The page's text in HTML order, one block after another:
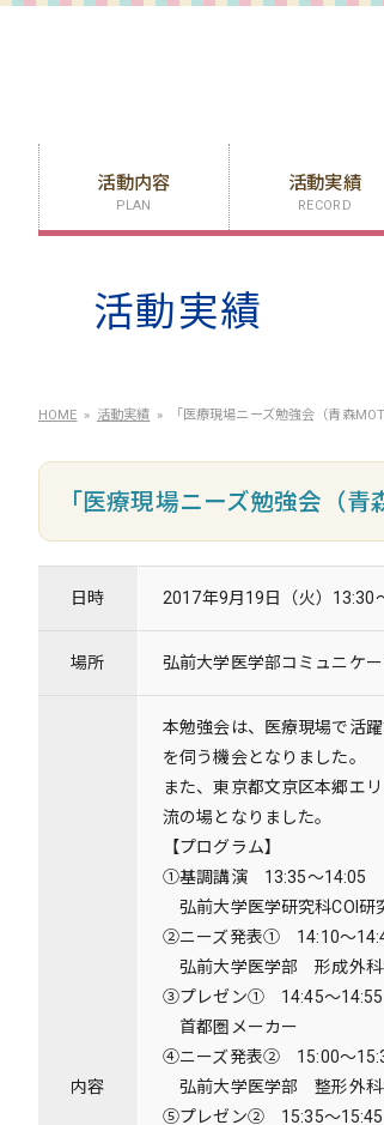
活動内容
PLAN
活動実績
RECORD
活動実績
HOME 活動実績 「医療現場ニーズ勉強会（青森
「医療現場ニーズ勉強会（
日時 2017年9月19日（火）13:30
場所 弘前大学医学部コミュニケ
内容
本勉強会は、医療現場で活
を伺う機会となりました。
また、東京都文京区本郷エ
流の場となりました。
【プログラム】
①基調講演
13:35～14:05
弘前大学医学研究科COI
②ニーズ発表①
14:10～
弘前大学医学部 形成外
③プレゼン①
14:45～
首都圏メーカー
④ニーズ発表②
15:00～
弘前大学医学部 整形外
⑤プレゼン②
15:35～